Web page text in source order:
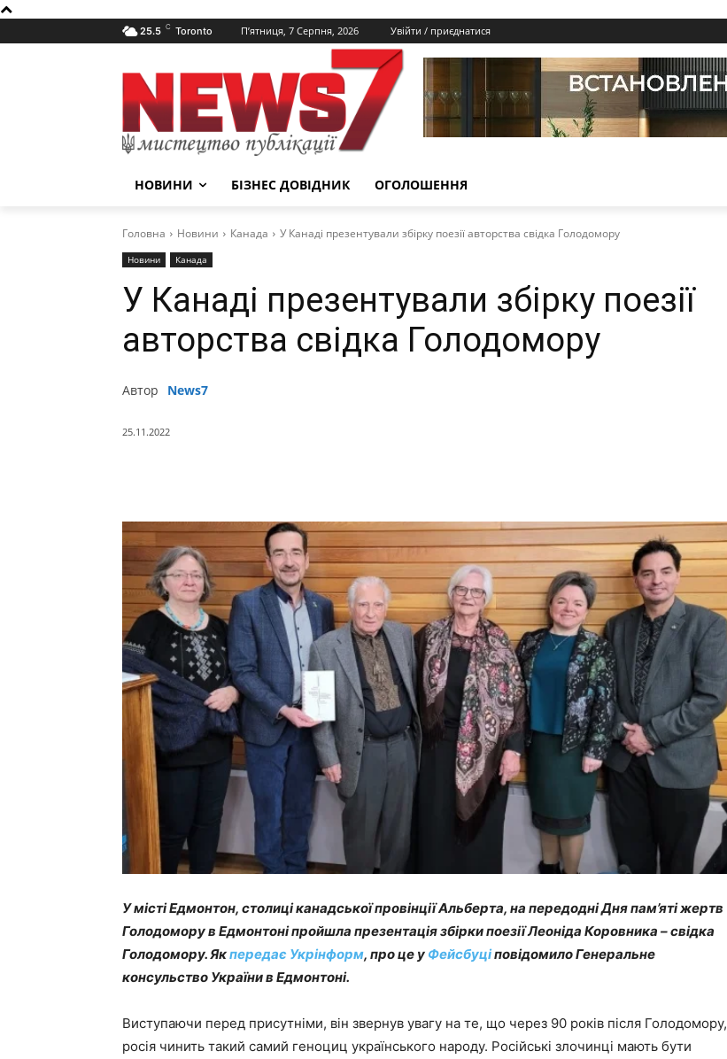
25.5 C Toronto П’ятниця, 7 Серпня, 2026 Увійти / приєднатися
НОВИНИ БІЗНЕС ДОВІДНИК ОГОЛОШЕННЯ
Головна Новини Канада У Канаді презентували збірку поезії авторства свідка Голодомору
Новини Канада
У Канаді презентували збірку поезії
авторства свідка Голодомору
Автор News7
25.11.2022
У місті Едмонтон, столиці канадської провінції Альберта, на передодні Дня пам’яті жертв
Голодомору в Едмонтоні пройшла презентація збірки поезії Леоніда Коровника – свідка
Голодомору. Якпередає Укрінформ, про це у Фейсбуціповідомило Генеральне
консульство України в Едмонтоні.
Виступаючи перед присутніми, він звернув увагу на те, що через 90 років після Голодомору,
росія чинить такий самий геноциц українського народу. Російські злочинці мають бути